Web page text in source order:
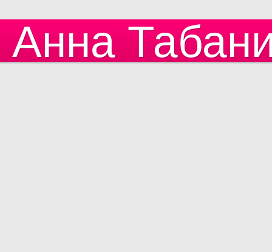
Анна